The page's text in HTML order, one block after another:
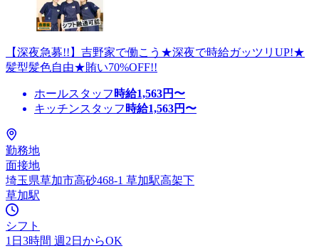
【深夜急募!!】吉野家で働こう★深夜で時給ガッツリUP!★
髪型髪色自由★賄い70%OFF!!
ホールスタッフ 時給1,563円〜
キッチンスタッフ 時給1,563円〜
勤務地
面接地
埼玉県草加市高砂468-1 草加駅高架下
草加駅
シフト
1日3時間 週2日からOK